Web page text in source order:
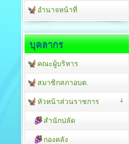
อำนาจหน้าที่
บุคลากร
คณะผู้บริหาร
สมาชิกสภาอบต.
หัวหน้าส่วนราชการ
สำนักปลัด
กองคลัง